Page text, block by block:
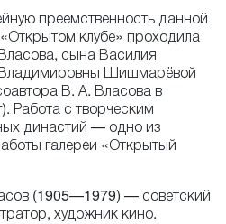
преемственность данной
клубе» проходила
сына Василия
Шишмарёвой
В. А. Власова в
Работа с творческим
династий — одно из
галереи «Открытый
(1905—1979) — советский
художник кино.